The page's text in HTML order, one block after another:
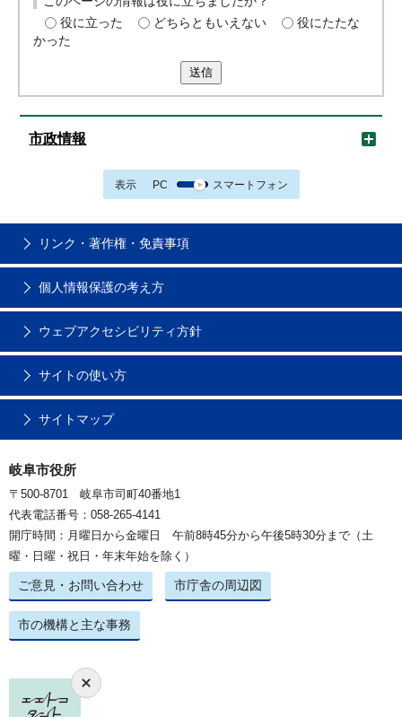
役に立った
どちらともいえない
役にたたな
かった
送信
市政情報
表示 PC スマートフォン
リンク・著作権・免責事項
個人情報保護の考え方
ウェブアクセシビリティ方針
サイトの使い方
サイトマップ
岐阜市役所
〒500-8701 岐阜市司町40番地1
代表電話番号：058-265-4141
開庁時間：月曜日から金曜日 午前8時45分から午後5時30分まで（土
曜・日曜・祝日・年末年始を除く）
ご意見・お問い合わせ 市庁舎の周辺図
市の機構と主な事務